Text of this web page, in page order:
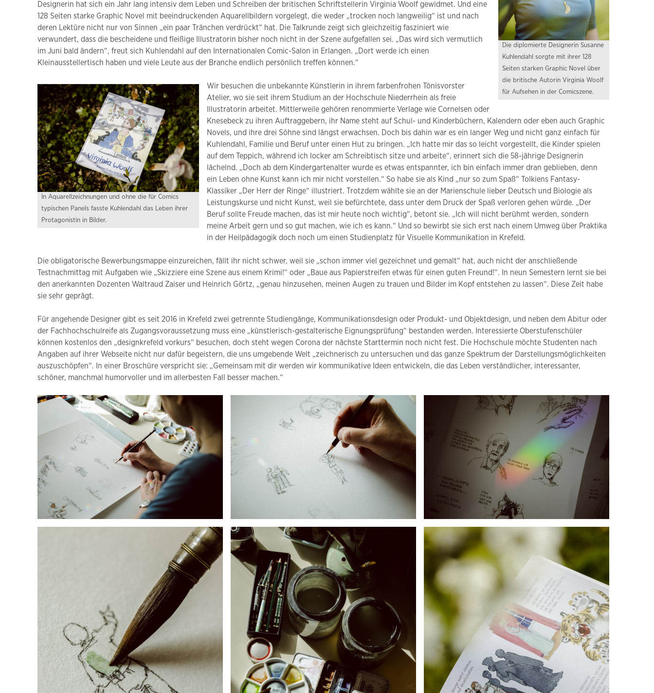
Die diplomierte Designerin Susanne
Kuhlendahl sorgte mit ihrer 128
Seiten starken Graphic Novel über
die britische Autorin Virginia Woolf
für Aufsehen in der Comicszene.
Designerin hat sich ein Jahr lang intensiv dem Leben und Schreiben der britischen Schriftstellerin Virginia Woolf gewidmet. Und eine
128 Seiten starke Graphic Novel mit beeindruckenden Aquarellbildern vorgelegt, die weder „trocken noch langweilig“ ist und nach
deren Lektüre nicht nur von Sinnen „ein paar Tränchen verdrückt“ hat. Die Talkrunde zeigt sich gleichzeitig fasziniert wie
verwundert, dass die bescheidene und fleißige Illustratorin bisher noch nicht in der Szene aufgefallen sei. „Das wird sich vermutlich
im Juni bald ändern“, freut sich Kuhlendahl auf den Internationalen Comic-Salon in Erlangen. „Dort werde ich einen
Kleinausstellertisch haben und viele Leute aus der Branche endlich persönlich treffen können.“
In Aquarellzeichnungen und ohne die für Comics
typischen Panels fasste Kuhlendahl das Leben ihrer
Protagonistin in Bilder.
Wir besuchen die unbekannte Künstlerin in ihrem farbenfrohen Tönisvorster
Atelier, wo sie seit ihrem Studium an der Hochschule Niederrhein als freie
Illustratorin arbeitet. Mittlerweile gehören renommierte Verlage wie Cornelsen oder
Knesebeck zu ihren Auftraggebern, ihr Name steht auf Schul- und Kinderbüchern, Kalendern oder eben auch Graphic
Novels, und ihre drei Söhne sind längst erwachsen. Doch bis dahin war es ein langer Weg und nicht ganz einfach für
Kuhlendahl, Familie und Beruf unter einen Hut zu bringen. „Ich hatte mir das so leicht vorgestellt, die Kinder spielen
auf dem Teppich, während ich locker am Schreibtisch sitze und arbeite“, erinnert sich die 58-jährige Designerin
lächelnd. „Doch ab dem Kindergartenalter wurde es etwas entspannter, ich bin einfach immer dran geblieben, denn
ein Leben ohne Kunst kann ich mir nicht vorstellen.“ So habe sie als Kind „nur so zum Spaß“ Tolkiens Fantasy-
Klassiker „Der Herr der Ringe“ illustriert. Trotzdem wählte sie an der Marienschule lieber Deutsch und Biologie als
Leistungskurse und nicht Kunst, weil sie befürchtete, dass unter dem Druck der Spaß verloren gehen würde. „Der
Beruf sollte Freude machen, das ist mir heute noch wichtig“, betont sie. „Ich will nicht berühmt werden, sondern
meine Arbeit gern und so gut machen, wie ich es kann.“ Und so bewirbt sie sich erst nach einem Umweg über Praktika
in der Heilpädagogik doch noch um einen Studienplatz für Visuelle Kommunikation in Krefeld.
Die obligatorische Bewerbungsmappe einzureichen, fällt ihr nicht schwer, weil sie „schon immer viel gezeichnet und gemalt“ hat, auch nicht der anschließende
Testnachmittag mit Aufgaben wie „Skizziere eine Szene aus einem Krimi!“ oder „Baue aus Papierstreifen etwas für einen guten Freund!“. In neun Semestern lernt sie bei
den anerkannten Dozenten Waltraud Zaiser und Heinrich Görtz, „genau hinzusehen, meinen Augen zu trauen und Bilder im Kopf entstehen zu lassen“. Diese Zeit habe
sie sehr geprägt.
Für angehende Designer gibt es seit 2016 in Krefeld zwei getrennte Studiengänge, Kommunikationsdesign oder Produkt- und Objektdesign, und neben dem Abitur oder
der Fachhochschulreife als Zugangsvoraussetzung muss eine „künstlerisch-gestalterische Eignungsprüfung“ bestanden werden. Interessierte Oberstufenschüler
können kostenlos den „designkrefeld vorkurs“ besuchen, doch steht wegen Corona der nächste Starttermin noch nicht fest. Die Hochschule möchte Studenten nach
Angaben auf ihrer Webseite nicht nur dafür begeistern, die uns umgebende Welt „zeichnerisch zu untersuchen und das ganze Spektrum der Darstellungsmöglichkeiten
auszuschöpfen“. In einer Broschüre verspricht sie: „Gemeinsam mit dir werden wir kommunikative Ideen entwickeln, die das Leben verständlicher, interessanter,
schöner, manchmal humorvoller und im allerbesten Fall besser machen.“